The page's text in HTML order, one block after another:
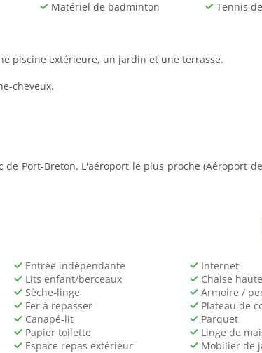
Matériel de badminton
Tennis
piscine extérieure, un jardin et une terrasse.
cheveux.
Port-Breton. L'aéroport le plus proche (Aéroport
Entrée indépendante
Internet
Lits enfant/berceaux
Chaise
Sèche-linge
Armoire /
Fer à repasser
Plateau de
Canapé-lit
Parquet
Papier toilette
Linge de
Espace repas extérieur Mobilier de